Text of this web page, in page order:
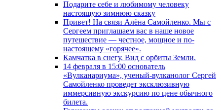
Подарите себе и любимому человеку
настоящую зимнюю сказку
Привет! На связи Алёна Самойленко. Мы с
Сергеем приглашаем вас в наше новое
путешествие — честное, мощное и по-
настоящему «горячее».
Камчатка в снегу. Вид с орбиты Земли.
14 февраля в 15:00 основатель
«Вулканариума», ученый-вулканолог Сергей
Самойленко проведет эксклюзивную
иммерсивную экскурсию по цене обычного
билета.